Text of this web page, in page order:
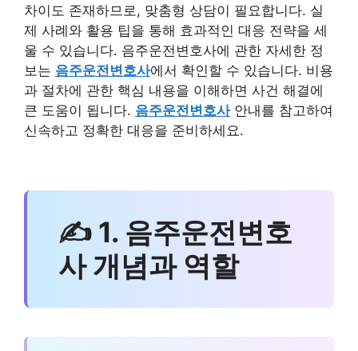
차이도 존재하므로, 맞춤형 상담이 필요합니다. 실
제 사례와 활용 팁을 통해 효과적인 대응 전략을 세
울 수 있습니다. 음주운전변호사에 관한 자세한 정
보는 음주운전변호사에서 확인할 수 있습니다. 비용
과 절차에 관한 핵심 내용을 이해하면 사건 해결에
큰 도움이 됩니다. 음주운전변호사안내를 참고하여
신속하고 정확한 대응을 준비하세요.
✍ 1. 음주운전변호
사 개념과 역할